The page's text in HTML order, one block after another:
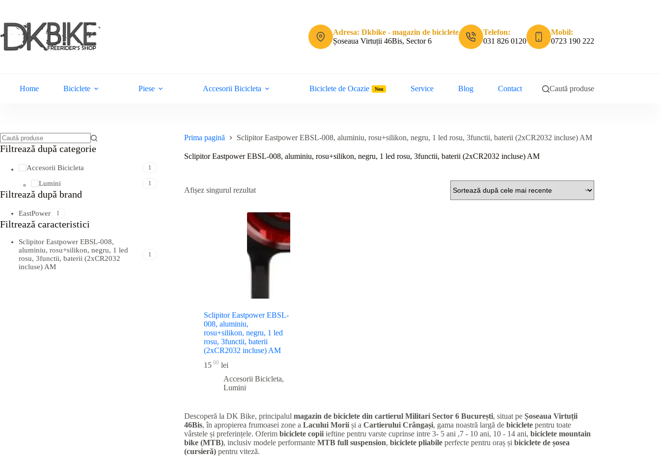
conținut
Adresa: Dkbike - magazin de biciclete
Șoseaua Virtuții 46Bis, Sector 6
Telefon:
031 826 0120
Mobil:
0723 190 222
Home Biciclete Piese Accesorii Bicicleta Biciclete de Ocazie Nou Service Blog Contact Caută produse
Prima pagină Sclipitor Eastpower EBSL-008, aluminiu, rosu+silikon, negru, 1 led rosu, 3functii, baterii (2xCR2032 incluse) AM
Sclipitor Eastpower EBSL-008, aluminiu, rosu+silikon, negru, 1 led rosu, 3functii, baterii (2xCR2032 incluse) AM
Afișez singurul rezultat
Sclipitor Eastpower EBSL-
008, aluminiu,
rosu+silikon, negru, 1 led
rosu, 3functii, baterii
(2xCR2032 incluse) AM
15 00 lei
Accesorii Bicicleta,
Lumini
Descoperă la DK Bike, principalul magazin de biciclete din cartierul MilitariSector 6 București, situat pe Șoseaua Virtuții
46Bis, în apropierea frumoasei zone a Lacului Moriiși a Cartierului Crângași, gama noastră largă de bicicletepentru toate
vârstele și preferințele. Oferim biciclete copiiieftine pentru varste cuprinse intre 3- 5 ani ,7 - 10 ani, 10 - 14 ani, biciclete mountain
bike (MTB), inclusiv modele performante MTB full suspension, biciclete pliabileperfecte pentru oraș și biciclete de șosea
(cursieră)pentru viteză.
Niciun
Filtreazǎ dupǎ categorie
Accesorii Bicicleta 1
Lumini 1
Filtreazǎ dupǎ brand
EastPower 1
Filtreazǎ caracteristici
Sclipitor Eastpower EBSL-008,
aluminiu, rosu+silikon, negru, 1 led
rosu, 3functii, baterii (2xCR2032
incluse) AM
1